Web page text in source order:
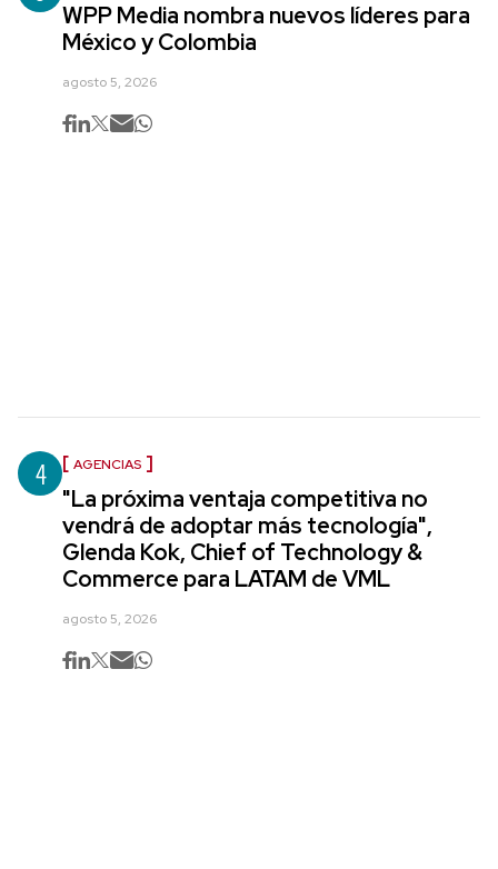
WPP Media nombra nuevos líderes para
México y Colombia
agosto 5, 2026
4 AGENCIAS
"La próxima ventaja competitiva no
vendrá de adoptar más tecnología",
Glenda Kok, Chief of Technology &
Commerce para LATAM de VML
agosto 5, 2026